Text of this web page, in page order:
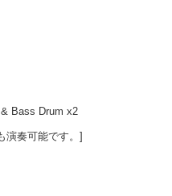
Bass Drum x2
演奏可能です。]